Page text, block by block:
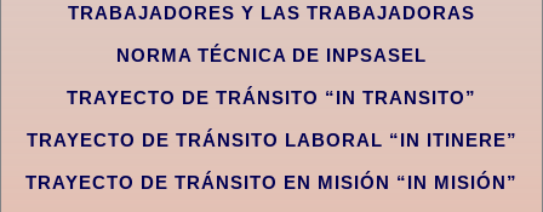
TRABAJADORES Y LAS TRABAJADORAS
NORMA TÉCNICA DE INPSASEL
TRAYECTO DE TRÁNSITO “IN TRANSITO”
TRAYECTO DE TRÁNSITO LABORAL “IN ITINERE”
TRAYECTO DE TRÁNSITO EN MISIÓN “IN MISIÓN”